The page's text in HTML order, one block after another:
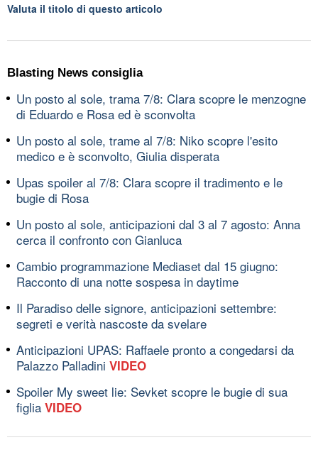
Valuta il titolo di questo articolo
Blasting News consiglia
Un posto al sole, trama 7/8: Clara scopre le menzogne
di Eduardo e Rosa ed è sconvolta
Un posto al sole, trame al 7/8: Niko scopre l'esito
medico e è sconvolto, Giulia disperata
Upas spoiler al 7/8: Clara scopre il tradimento e le
bugie di Rosa
Un posto al sole, anticipazioni dal 3 al 7 agosto: Anna
cerca il confronto con Gianluca
Cambio programmazione Mediaset dal 15 giugno:
Racconto di una notte sospesa in daytime
Il Paradiso delle signore, anticipazioni settembre:
segreti e verità nascoste da svelare
Anticipazioni UPAS: Raffaele pronto a congedarsi da
Palazzo Palladini VIDEO
Spoiler My sweet lie: Sevket scopre le bugie di sua
figlia VIDEO